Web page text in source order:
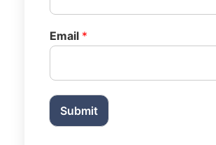
Email *
Submit